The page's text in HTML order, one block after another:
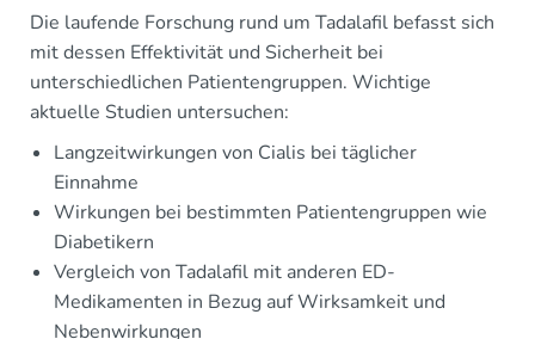
Die laufende Forschung rund um Tadalafil befasst sich
mit dessen Effektivität und Sicherheit bei
unterschiedlichen Patientengruppen. Wichtige
aktuelle Studien untersuchen:
Langzeitwirkungen von Cialis bei täglicher
Einnahme
Wirkungen bei bestimmten Patientengruppen wie
Diabetikern
Vergleich von Tadalafil mit anderen ED-
Medikamenten in Bezug auf Wirksamkeit und
Nebenwirkungen